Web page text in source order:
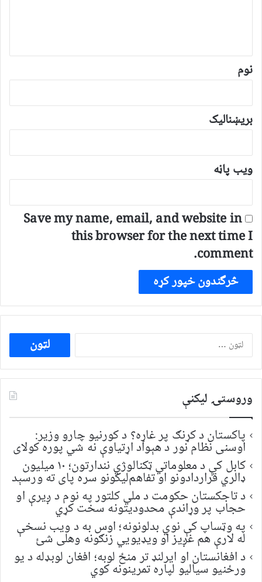
*
نوم
بریښنالیک
ویب پاڼه
Save my name, email, and website in
this browser for the next time I
comment.
ددی
لپاره
لټون:
وروستۍ ليکنې
پاکستان د کړنګ پر غاړه؟ د کورنیو چارو وزیر:
اوسنی نظام نور د هېواد اړتیاوې نه شي پوره کولای
کابل کې د معلوماتي ټکنالوژي نندارتون؛ ۱۰ میلیون
ډالري قراردادونو او تفاهم‌لیکونو سره پای ته ورسېد
د تاجکستان حکومت د ملي کلتور په نوم د ږیرې او
حجاب پر وړاندې محدودیتونه سخت کړي
په وټساپ کې نوي بدلونونه؛ اوس به د ویب نسخې
له لارې هم غږیز او ویډیويي زنګونه وهلی شئ
د افغانستان او ایرلنډ تر منځ لوبه؛ افغان لوبډله د یو
ورځنیو سیالیو لپاره تمرینونه کوي